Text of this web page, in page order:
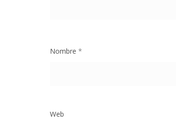
Nombre *
Web